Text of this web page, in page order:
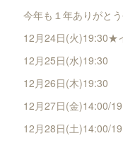
今年も１年ありがと
12月24日(火)19:30★
12月25日(水)19:30
12月26日(木)19:30
12月27日(金)14:00/
12月28日(土)14:00/